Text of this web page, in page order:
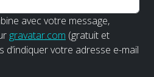
avec votre message,
gravatar.com (gratuit et
d’indiquer votre adresse e-mail